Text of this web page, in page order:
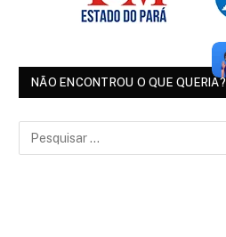
NÃO ENCONTROU O QUE QUERIA?